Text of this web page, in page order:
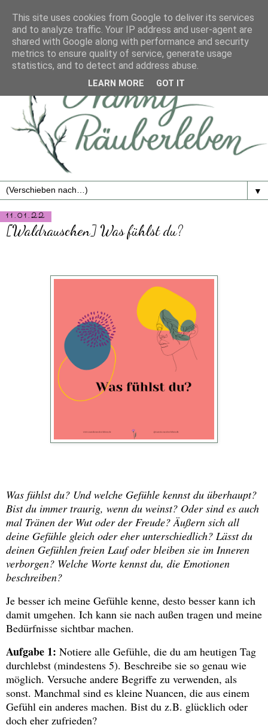
▼
11.01.22
[Waldrauschen] Was fühlst du?
Was fühlst du? Und welche Gefühle kennst du überhaupt?
Bist du immer traurig, wenn du weinst? Oder sind es auch
mal Tränen der Wut oder der Freude? Äußern sich all
deine Gefühle gleich oder eher unterschiedlich? Lässt du
deinen Gefühlen freien Lauf oder bleiben sie im Inneren
verborgen? Welche Worte kennst du, die Emotionen
beschreiben?
Je besser ich meine Gefühle kenne, desto besser kann ich
damit umgehen. Ich kann sie nach außen tragen und meine
Bedürfnisse sichtbar machen.
Aufgabe 1: Notiere alle Gefühle, die du am heutigen Tag
durchlebst (mindestens 5). Beschreibe sie so genau wie
möglich. Versuche andere Begriffe zu verwenden, als
sonst. Manchmal sind es kleine Nuancen, die aus einem
Gefühl ein anderes machen. Bist du z.B. glücklich oder
doch eher zufrieden?
This site uses cookies from Google to deliver its services
and to analyze traffic. Your IP address and user-agent are
shared with Google along with performance and security
metrics to ensure quality of service, generate usage
statistics, and to detect and address abuse.
LEARN MORE GOT IT